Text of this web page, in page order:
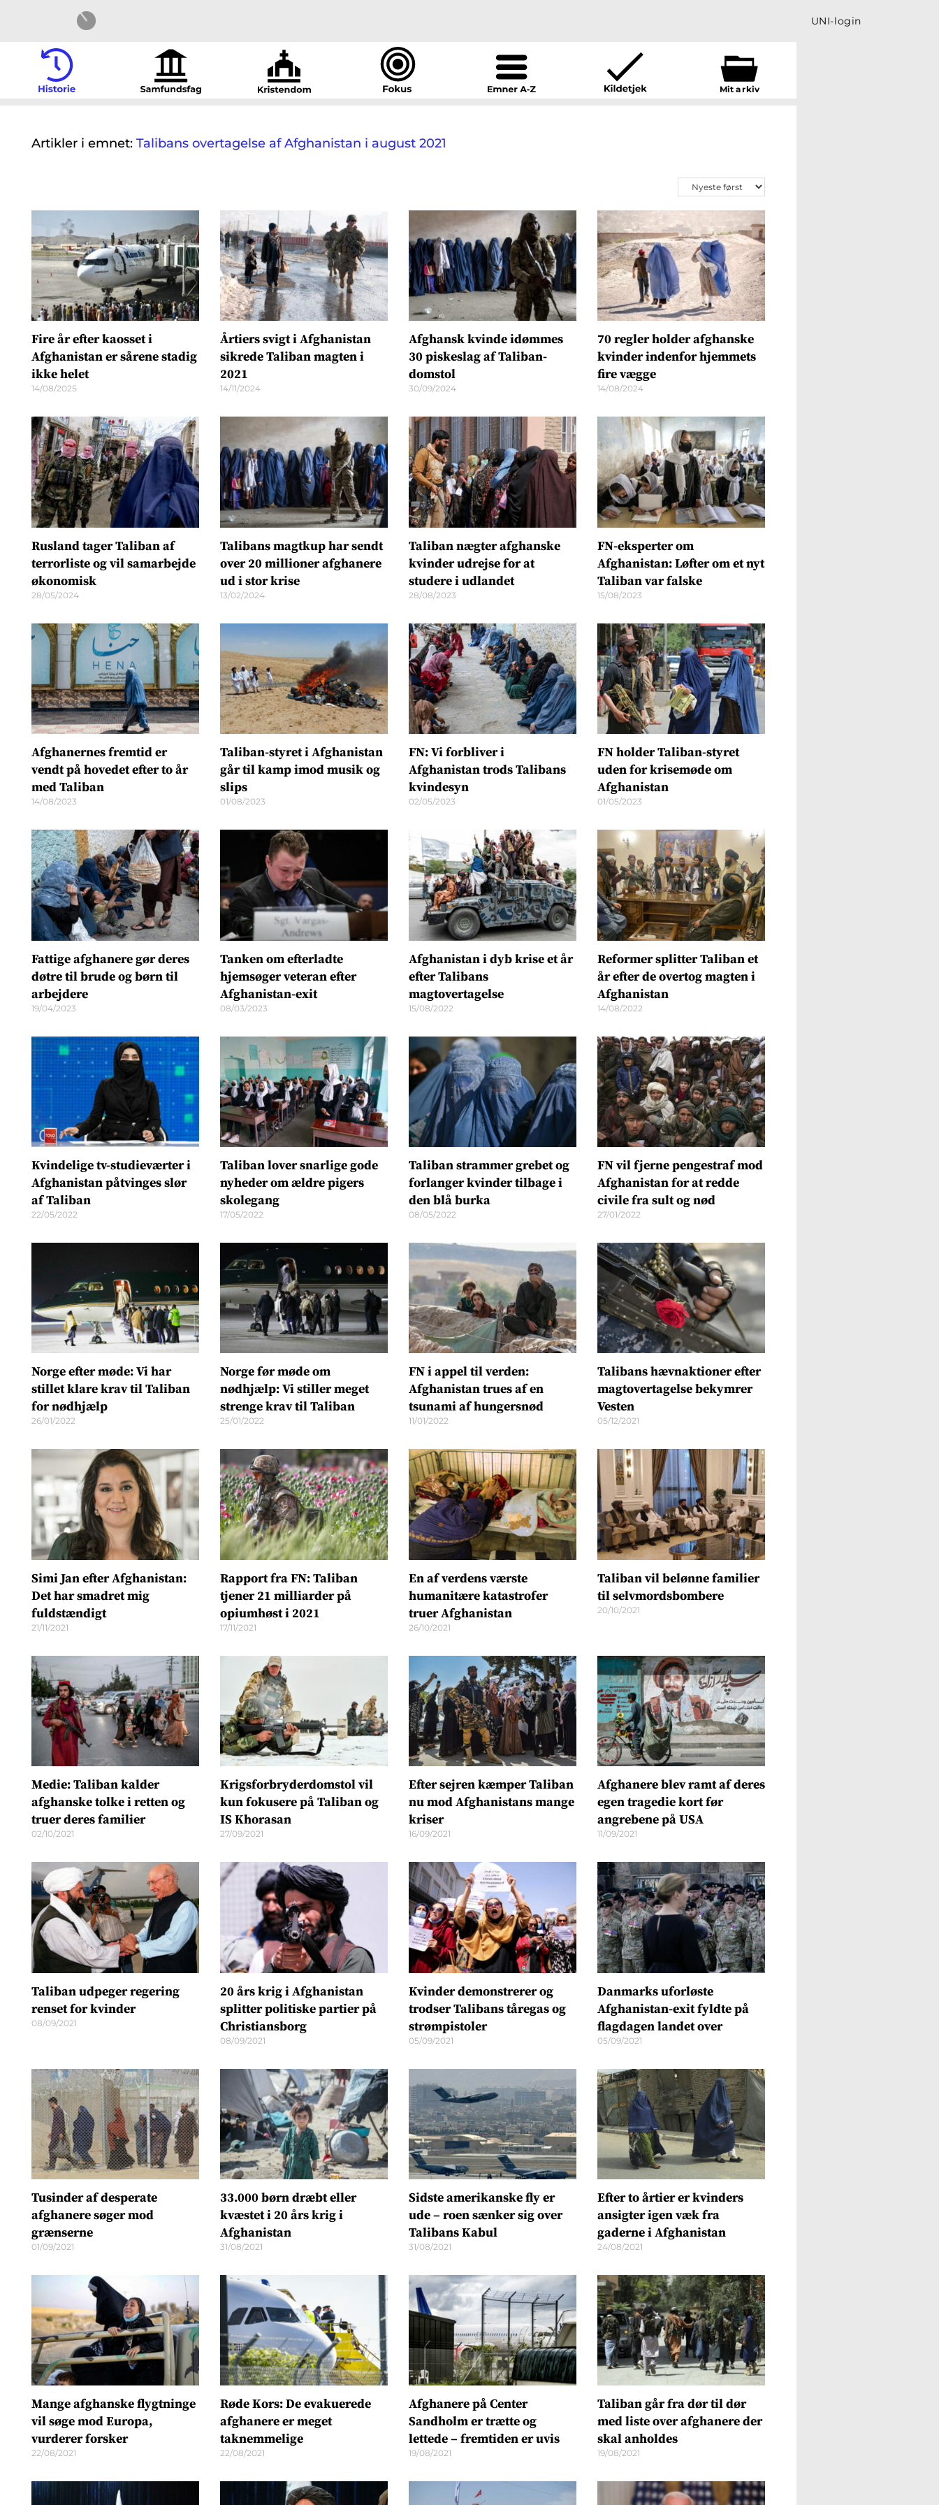
UNI-login
Mit arkiv
Artikler i emnet: Talibans overtagelse af Afghanistan i august 2021
Fire år efter kaosset i
Afghanistan er sårene stadig
ikke helet
14/08/2025
Årtiers svigt i Afghanistan
sikrede Taliban magten i
2021
14/11/2024
Afghansk kvinde idømmes
30 piskeslag af Taliban-
domstol
30/09/2024
70 regler holder afghanske
kvinder indenfor hjemmets
fire vægge
14/08/2024
Rusland tager Taliban af
terrorliste og vil samarbejde
økonomisk
28/05/2024
Talibans magtkup har sendt
over 20 millioner afghanere
ud i stor krise
13/02/2024
Taliban nægter afghanske
kvinder udrejse for at
studere i udlandet
28/08/2023
FN-eksperter om
Afghanistan: Løfter om et nyt
Taliban var falske
15/08/2023
Afghanernes fremtid er
vendt på hovedet efter to år
med Taliban
14/08/2023
Taliban-styret i Afghanistan
går til kamp imod musik og
slips
01/08/2023
FN: Vi forbliver i
Afghanistan trods Talibans
kvindesyn
02/05/2023
FN holder Taliban-styret
uden for krisemøde om
Afghanistan
01/05/2023
Fattige afghanere gør deres
døtre til brude og børn til
arbejdere
19/04/2023
Tanken om efterladte
hjemsøger veteran efter
Afghanistan-exit
08/03/2023
Afghanistan i dyb krise et år
efter Talibans
magtovertagelse
15/08/2022
Reformer splitter Taliban et
år efter de overtog magten i
Afghanistan
14/08/2022
Kvindelige tv-studieværter i
Afghanistan påtvinges slør
af Taliban
22/05/2022
Taliban lover snarlige gode
nyheder om ældre pigers
skolegang
17/05/2022
Taliban strammer grebet og
forlanger kvinder tilbage i
den blå burka
08/05/2022
FN vil fjerne pengestraf mod
Afghanistan for at redde
civile fra sult og nød
27/01/2022
Norge efter møde: Vi har
stillet klare krav til Taliban
for nødhjælp
26/01/2022
Norge før møde om
nødhjælp: Vi stiller meget
strenge krav til Taliban
25/01/2022
FN i appel til verden:
Afghanistan trues af en
tsunami af hungersnød
11/01/2022
Talibans hævnaktioner efter
magtovertagelse bekymrer
Vesten
05/12/2021
Simi Jan efter Afghanistan:
Det har smadret mig
fuldstændigt
21/11/2021
Rapport fra FN: Taliban
tjener 21 milliarder på
opiumhøst i 2021
17/11/2021
En af verdens værste
humanitære katastrofer
truer Afghanistan
26/10/2021
Taliban vil belønne familier
til selvmordsbombere
20/10/2021
Medie: Taliban kalder
afghanske tolke i retten og
truer deres familier
02/10/2021
Krigsforbryderdomstol vil
kun fokusere på Taliban og
IS Khorasan
27/09/2021
Efter sejren kæmper Taliban
nu mod Afghanistans mange
kriser
16/09/2021
Afghanere blev ramt af deres
egen tragedie kort før
angrebene på USA
11/09/2021
Taliban udpeger regering
renset for kvinder
08/09/2021
20 års krig i Afghanistan
splitter politiske partier på
Christiansborg
08/09/2021
Kvinder demonstrerer og
trodser Talibans tåregas og
strømpistoler
05/09/2021
Danmarks uforløste
Afghanistan-exit fyldte på
flagdagen landet over
05/09/2021
Tusinder af desperate
afghanere søger mod
grænserne
01/09/2021
33.000 børn dræbt eller
kvæstet i 20 års krig i
Afghanistan
31/08/2021
Sidste amerikanske fly er
ude – roen sænker sig over
Talibans Kabul
31/08/2021
Efter to årtier er kvinders
ansigter igen væk fra
gaderne i Afghanistan
24/08/2021
Mange afghanske flygtninge
vil søge mod Europa,
vurderer forsker
22/08/2021
Røde Kors: De evakuerede
afghanere er meget
taknemmelige
22/08/2021
Afghanere på Center
Sandholm er trætte og
lettede – fremtiden er uvis
19/08/2021
Taliban går fra dør til dør
med liste over afghanere der
skal anholdes
19/08/2021